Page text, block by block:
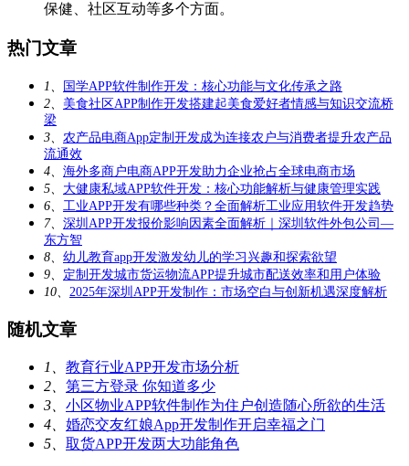
保健、社区互动等多个方面。
热门文章
1、
国学APP软件制作开发：核心功能与文化传承之路
2、 美食社区APP制作开发搭建起美食爱好者情感与知识交流桥
梁
3、 农产品电商App定制开发成为连接农户与消费者提升农产品
流通效
4、 海外多商户电商APP开发助力企业抢占全球电商市场
5、 大健康私域APP软件开发：核心功能解析与健康管理实践
6、 工业APP开发有哪些种类？全面解析工业应用软件开发趋势
7、 深圳APP开发报价影响因素全面解析｜深圳软件外包公司—
东方智
8、 幼儿教育app开发激发幼儿的学习兴趣和探索欲望
9、 定制开发城市货运物流APP提升城市配送效率和用户体验
10、 2025年深圳APP开发制作：市场空白与创新机遇深度解析
随机文章
1、 教育行业APP开发市场分析
2、 第三方登录 你知道多少
3、 小区物业APP软件制作为住户创造随心所欲的生活
4、 婚恋交友红娘App开发制作开启幸福之门
5、 取货APP开发两大功能角色